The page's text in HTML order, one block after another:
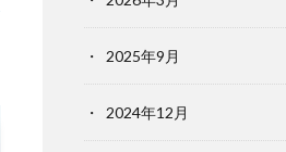
2025年9月
2024年12月